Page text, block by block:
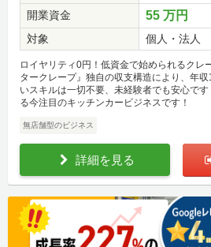
開業資金
55 万円
対象 個人・法人
ロイヤリティ0円！低資金で始められるクレ
タークレープ』独自の収支構造により、年
いスキルは一切不要、未経験者でも安心で
る今注目のキッチンカービジネスです！
無店舗型のビジネス
詳細を見る